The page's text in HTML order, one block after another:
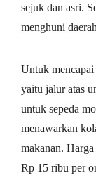
sejuk dan asri.
menghuni
Untuk
yaitu jalur atas
untuk sepeda
menawarkan
makanan.
Rp 15 ribu per